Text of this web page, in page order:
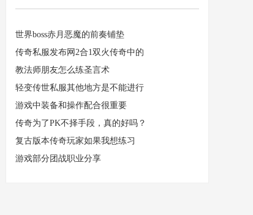
世界boss赤月恶魔的前奏铺垫
传奇私服发布网2合1双火传奇中的
教法师朋友怎么练圣言术
轻变传世私服其他地方是不能进行
游戏中装备和操作配合很重要
传奇为了PK不择手段，真的好吗？
复古版本传奇玩家如果我想练习
游戏部分团战职业分享